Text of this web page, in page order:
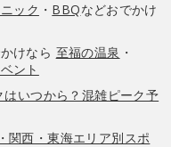
ック ・ BBQなどおでかけ
けなら 至福の温泉 ・
ント
いつから？混雑ピーク予
関西・東海エリア別スポ